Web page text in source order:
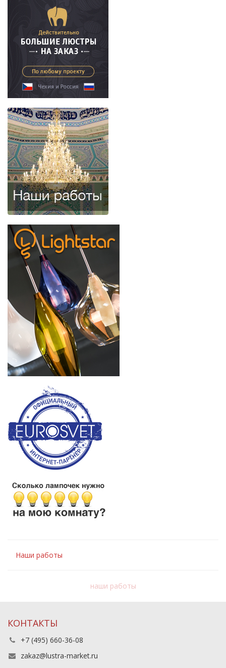
Наши работы
наши работы
КОНТАКТЫ
+7 (495) 660-36-08
zakaz@lustra-market.ru